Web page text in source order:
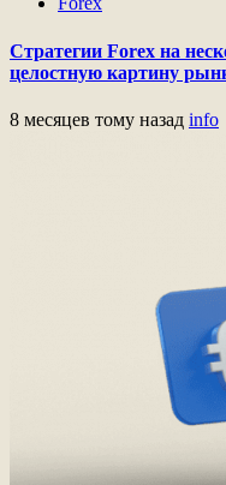
Стратегии Forex на
целостную картину
8 месяцев тому назад info